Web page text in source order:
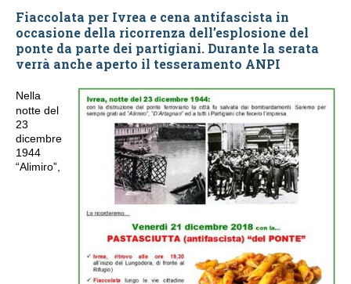
Fiaccolata per Ivrea e cena antifascista in
occasione della ricorrenza dell’esplosione del
ponte da parte dei partigiani. Durante la serata
verrà anche aperto il tesseramento ANPI
Nella
notte del
23
dicembre
1944
“Alimiro”,